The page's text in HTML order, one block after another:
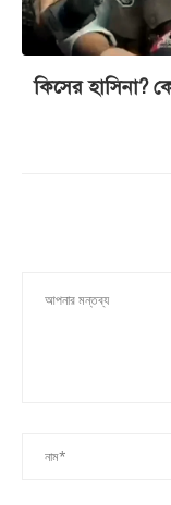
কিসের হাসিনা?